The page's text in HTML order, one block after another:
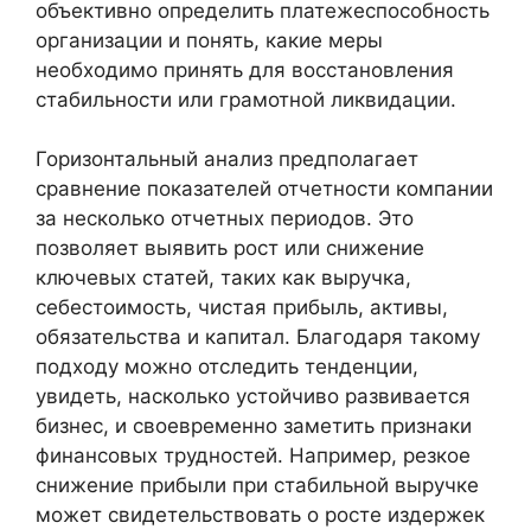
объективно определить платежеспособность
организации и понять, какие меры
необходимо принять для восстановления
стабильности или грамотной ликвидации.
Горизонтальный анализ предполагает
сравнение показателей отчетности компании
за несколько отчетных периодов. Это
позволяет выявить рост или снижение
ключевых статей, таких как выручка,
себестоимость, чистая прибыль, активы,
обязательства и капитал. Благодаря такому
подходу можно отследить тенденции,
увидеть, насколько устойчиво развивается
бизнес, и своевременно заметить признаки
финансовых трудностей. Например, резкое
снижение прибыли при стабильной выручке
может свидетельствовать о росте издержек